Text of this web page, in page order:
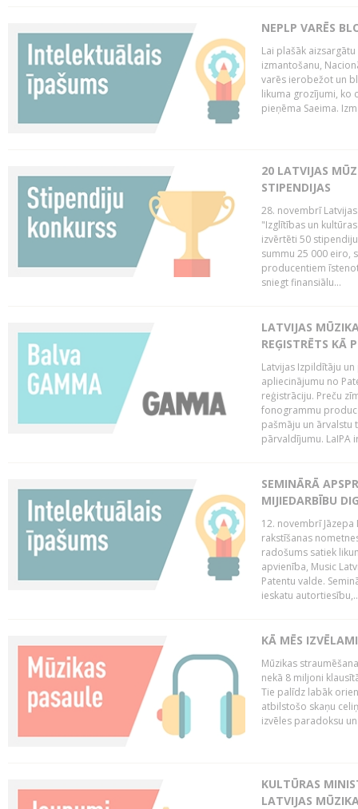
NEPLP VARĒS
Lai plašāk
izmantošanu,
varēs ierobežot un
likuma grozījumi, ko
pieņēma Saeima.
20 LATVIJAS
STIPENDIJAS
28. novembrī
"Izglītības un
izvērtēti 50
summu 25 000 eiro,
producentiem
sniegt finansiālu...
LATVIJAS
REĢISTRĒTS KĀ
Latvijas Izpildītāju
apliecinājumu no
reģistrāciju. Preču
fonogrammu
pašmāju un ārvalstu
pārvaldījumu. LaIPA
SEMINĀRĀ
MIJIEDARBĪBU
12. novembrī
rakstīšanas
radošums satiek
apvienība, Music
Patentu valde.
ieskatu
KĀ MĒS
Mūzikas
nekā 8 miljoni
Tie palīdz labāk
atbilstošo skaņu
izvēles paradoksu
KULTŪRAS
LATVIJAS